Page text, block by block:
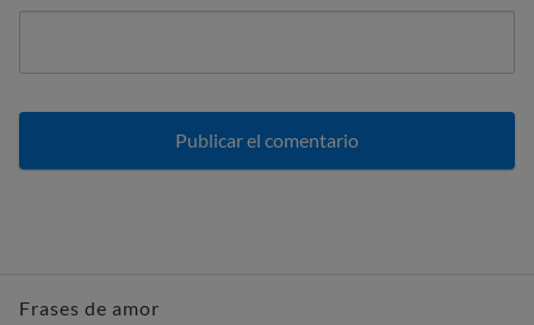
Frases de amor